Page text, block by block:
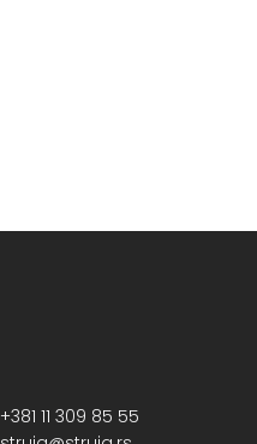
+381 11 309 85 55